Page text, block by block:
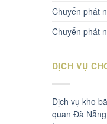
Chuyển phát
Chuyển phát
DỊCH VỤ
Dịch vụ kho
quan Đà